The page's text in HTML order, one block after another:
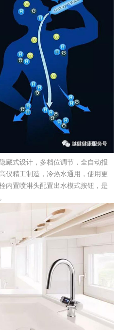
藏式设计，多档位调节，全自动报
仪精工制造，冷热水通用，使用更
内置喷淋头配置出水模式按钮，是